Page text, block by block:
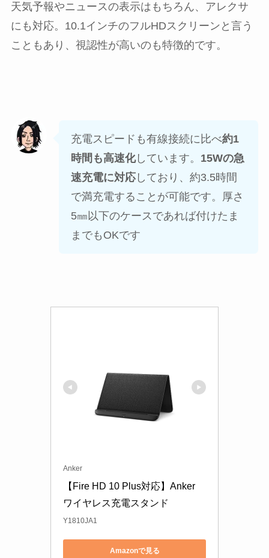
天気予報やニュースの表示はもちろん、アレクサ
にも対応。10.1インチのフルHDスクリーンと言う
こともあり、視認性が高いのも特徴的です。
充電スピードも有線接続に比べ約1
時間も高速化しています。 15Wの急
速充電に対応しており、約3.5時間
で満充電することが可能です。厚さ
5㎜以下のケースであれば付けたま
までもOKです
Anker
【Fire HD 10 Plus対応】Anker
ワイヤレス充電スタンド
Y1810JA1
Amazonで見る